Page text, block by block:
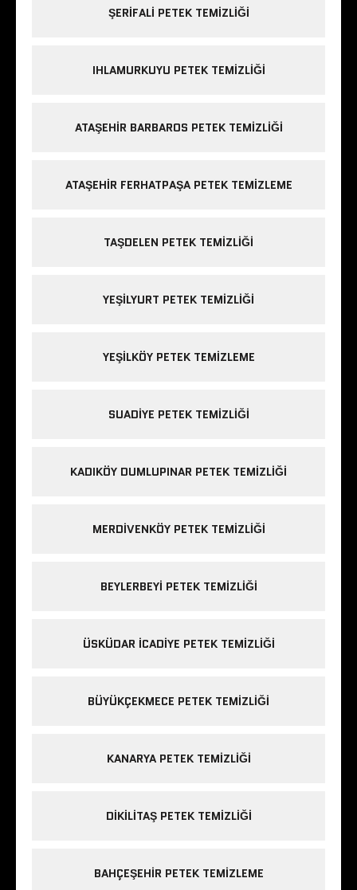
ŞERIFALI PETEK TEMIZLIĞI
IHLAMURKUYU PETEK TEMIZLIĞI
ATAŞEHIR BARBAROS PETEK TEMIZLIĞI
ATAŞEHIR FERHATPAŞA PETEK TEMIZLEME
TAŞDELEN PETEK TEMIZLIĞI
YEŞILYURT PETEK TEMIZLIĞI
YEŞILKÖY PETEK TEMIZLEME
SUADIYE PETEK TEMIZLIĞI
KADIKÖY DUMLUPINAR PETEK TEMIZLIĞI
MERDIVENKÖY PETEK TEMIZLIĞI
BEYLERBEYI PETEK TEMIZLIĞI
ÜSKÜDAR ICADIYE PETEK TEMIZLIĞI
BÜYÜKÇEKMECE PETEK TEMIZLIĞI
KANARYA PETEK TEMIZLIĞI
DIKILITAŞ PETEK TEMIZLIĞI
BAHÇEŞEHIR PETEK TEMIZLEME